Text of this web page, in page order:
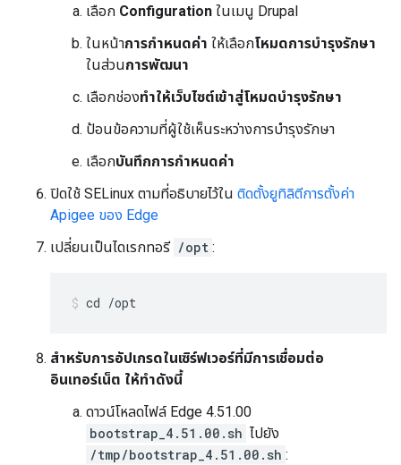
เลือก Configuration ในเมนู Drupal
ในหน้าการกำหนดค่า ให้เลือกโหมดการบำรุงรักษา
ในส่วนการพัฒนา
เลือกช่องทำให้เว็บไซต์เข้าสู่โหมดบำรุงรักษา
ป้อนข้อความที่ผู้ใช้เห็นระหว่างการบำรุงรักษา
เลือกบันทึกการกำหนดค่า
ปิดใช้ SELinux ตามที่อธิบายไว้ใน ติดตั้งยูทิลิตีการตั้งค่า
Apigee ของ Edge
เปลี่ยนเป็นไดเรกทอรี /opt :
cd /opt
สำหรับการอัปเกรดในเซิร์ฟเวอร์ที่มีการเชื่อมต่อ
อินเทอร์เน็ต ให้ทำดังนี้
ดาวน์โหลดไฟล์ Edge 4.51.00
bootstrap_4.51.00.sh ไปยัง
/tmp/bootstrap_4.51.00.sh :